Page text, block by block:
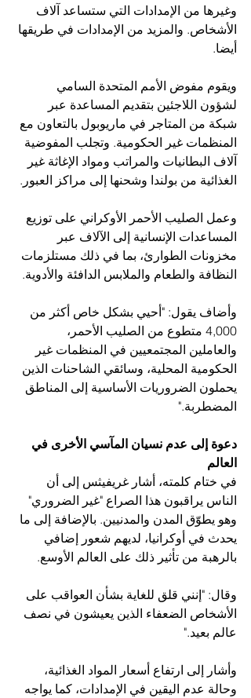
وغيرها من الإمدادات التي ستساعد آلاف
الأشخاص. والمزيد من الإمدادات في طريقها
أيضا.
ويقوم مفوض الأمم المتحدة السامي
لشؤون اللاجئين بتقديم المساعدة عبر
شبكة من المتاجر في ماريوبول بالتعاون مع
المنظمات غير الحكومية. وتجلب المفوضية
آلاف البطانيات والمراتب ومواد الإغاثة غير
الغذائية من بولندا وشحنها إلى مراكز العبور.
وعمل الصليب الأحمر الأوكراني على توزيع
المساعدات الإنسانية إلى الآلاف عبر
مخزونات الطوارئ، بما في ذلك مستلزمات
النظافة والطعام والملابس الدافئة والأدوية.
وأضاف يقول: "أحيي بشكل خاص أكثر من
4,000 متطوع من الصليب الأحمر،
والعاملين المجتمعيين في المنظمات غير
الحكومية المحلية، وسائقي الشاحنات الذين
يحملون الضروريات الأساسية إلى المناطق
المضطربة."
دعوة إلى عدم نسيان المآسي الأخرى في
العالم
في ختام كلمته، أشار غريفيثس إلى أن
الناس يراقبون هذا الصراع "غير الضروري"
وهو يطوّق المدن والمدنيين. بالإضافة إلى ما
يحدث في أوكرانيا، لديهم شعور إضافي
بالرهبة من تأثير ذلك على العالم الأوسع.
وقال: "إنني قلق للغاية بشأن العواقب على
الأشخاص الضعفاء الذين يعيشون في نصف
عالم بعيد."
وأشار إلى ارتفاع أسعار المواد الغذائية،
وحالة عدم اليقين في الإمدادات، كما يواجه